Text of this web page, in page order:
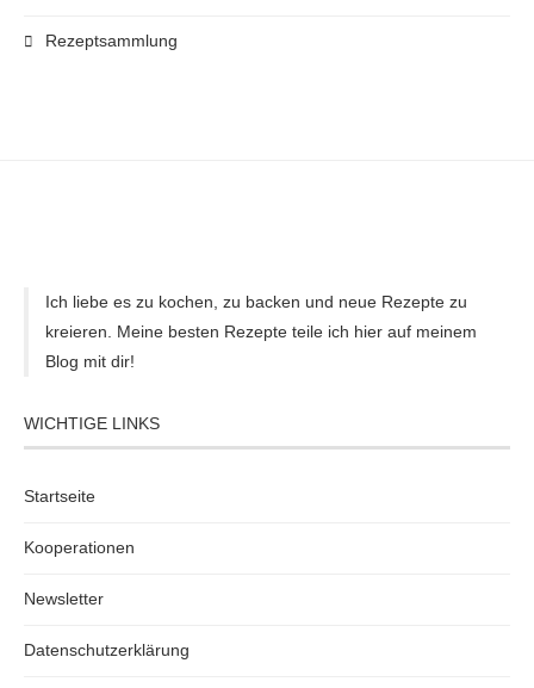
Rezeptsammlung
Ich liebe es zu kochen, zu backen und neue Rezepte zu
kreieren. Meine besten Rezepte teile ich hier auf meinem
Blog mit dir!
WICHTIGE LINKS
Startseite
Kooperationen
Newsletter
Datenschutzerklärung